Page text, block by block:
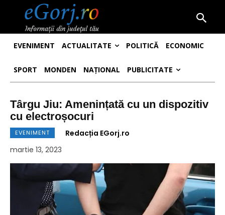
EVENIMENT ACTUALITATE POLITICĂ ECONOMIC
SPORT MONDEN NAȚIONAL PUBLICITATE
Târgu Jiu: Amenințată cu un dispozitiv
cu electroșocuri
EVENIMENT
Redacția EGorj.ro
martie 13, 2023